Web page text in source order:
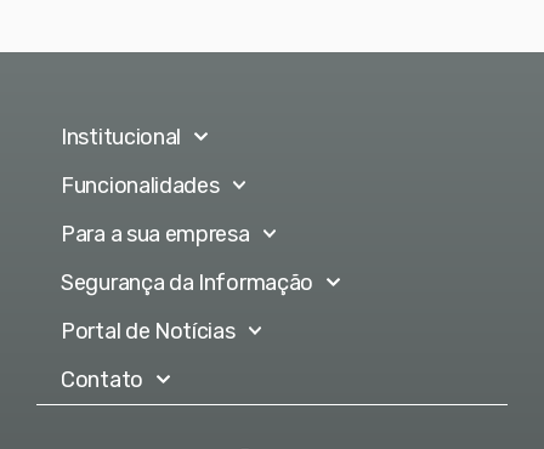
Institucional
Funcionalidades
Para a sua empresa
Segurança da Informação
Portal de Notícias
Contato